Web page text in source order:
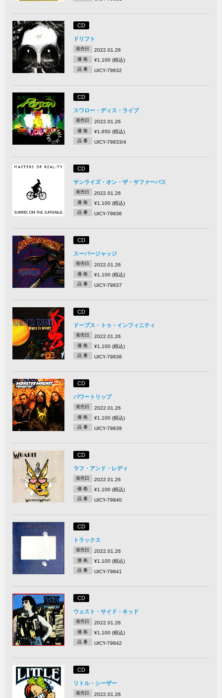
CD
ドリフト
発売日 2022.01.26
価 格 ¥1,100 (税込)
品 番 UICY-79832
CD
スワロー・ディス・ライブ
発売日 2022.01.26
価 格 ¥1,650 (税込)
品 番 UICY-79833/4
CD
サンライズ・オン・ザ・サファーバス
発売日 2022.01.26
価 格 ¥1,100 (税込)
品 番 UICY-79836
CD
スーパージャッジ
発売日 2022.01.26
価 格 ¥1,100 (税込)
品 番 UICY-79837
CD
ドープス・トゥ・インフィニティ
発売日 2022.01.26
価 格 ¥1,100 (税込)
品 番 UICY-79838
CD
パワートリップ
発売日 2022.01.26
価 格 ¥1,100 (税込)
品 番 UICY-79839
CD
ラフ・アンド・レディ
発売日 2022.01.26
価 格 ¥1,100 (税込)
品 番 UICY-79840
CD
トラックス
発売日 2022.01.26
価 格 ¥1,100 (税込)
品 番 UICY-79841
CD
ウェスト・サイド・キッド
発売日 2022.01.26
価 格 ¥1,100 (税込)
品 番 UICY-79842
CD
リトル・シーザー
発売日 2022.01.26